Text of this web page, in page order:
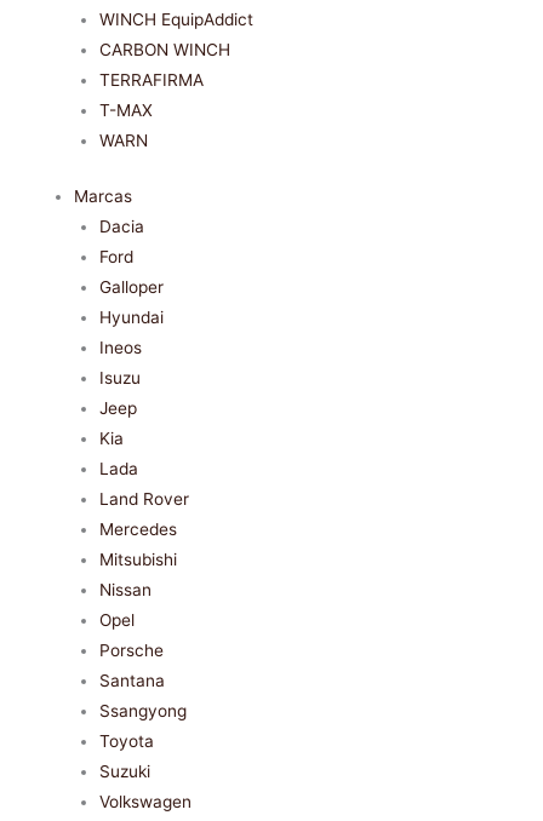
WINCH EquipAddict
CARBON WINCH
TERRAFIRMA
T-MAX
WARN
Marcas
Dacia
Ford
Galloper
Hyundai
Ineos
Isuzu
Jeep
Kia
Lada
Land Rover
Mercedes
Mitsubishi
Nissan
Opel
Porsche
Santana
Ssangyong
Toyota
Suzuki
Volkswagen